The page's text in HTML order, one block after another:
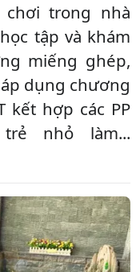
trong nhà
tập và khám
miếng ghép,
dụng chương
kết hợp các PP
nhỏ làm...